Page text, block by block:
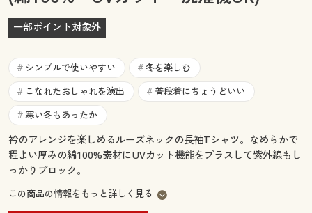
お気に入り
サポート
ご利用ガイド
よくある質問とお問い合わせ
サポート
よくある質問とお問い合わせ
一部ポイント対象外
# シンプルで使いやすい # 冬を楽しむ
# こなれたおしゃれを演出 # 普段着にちょうどいい
# 寒い冬もあったか
衿のアレンジを楽しめるルーズネックの長袖Tシャツ。なめらかで
程よい厚みの綿100%素材にUVカット機能をプラスして紫外線もし
っかりブロック。
この商品の情報をもっと詳しく見る